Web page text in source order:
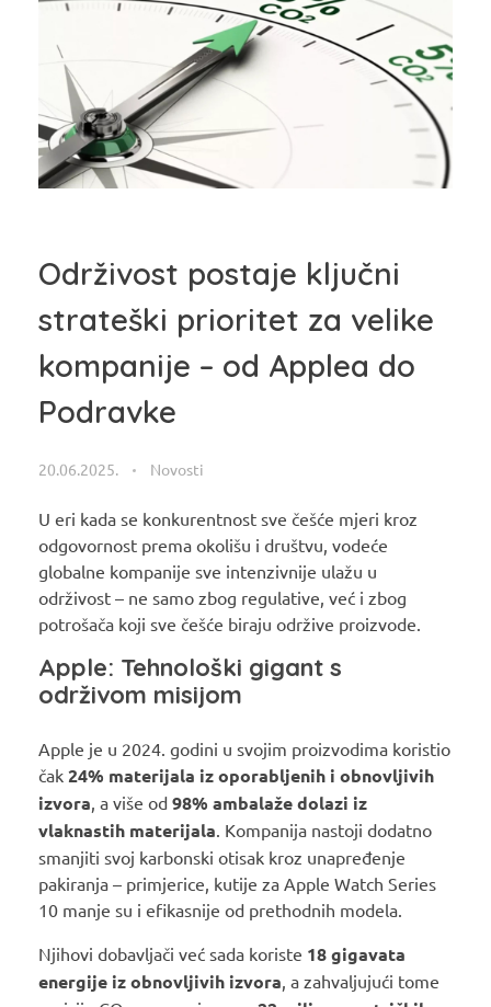
Održivost postaje ključni
strateški prioritet za velike
kompanije – od Applea do
Podravke
20.06.2025. Novosti
U eri kada se konkurentnost sve češće mjeri kroz
odgovornost prema okolišu i društvu, vodeće
globalne kompanije sve intenzivnije ulažu u
održivost – ne samo zbog regulative, već i zbog
potrošača koji sve češće biraju održive proizvode.
Apple: Tehnološki gigant s
održivom misijom
Apple je u 2024. godini u svojim proizvodima koristio
čak 24% materijala iz oporabljenih i obnovljivih
izvora , a više od 98% ambalaže dolazi iz
vlaknastih materijala . Kompanija nastoji dodatno
smanjiti svoj karbonski otisak kroz unapređenje
pakiranja – primjerice, kutije za Apple Watch Series
10 manje su i efikasnije od prethodnih modela.
Njihovi dobavljači već sada koriste 18 gigavata
energije iz obnovljivih izvora , a zahvaljujući tome